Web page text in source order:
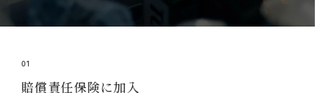
01
賠償責任保険に加入